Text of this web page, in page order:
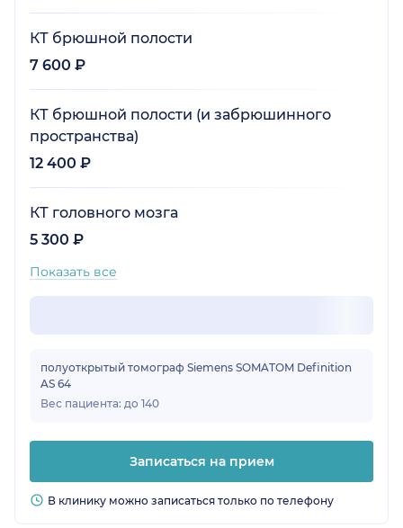
КТ брюшной полости
7 600 ₽
КТ брюшной полости (и забрюшинного
пространства)
12 400 ₽
КТ головного мозга
5 300 ₽
Показать все
полуоткрытый томограф Siemens SOMATOM Definition
AS 64
Вес пациента: до 140
Записаться на прием
В клинику можно записаться только по телефону